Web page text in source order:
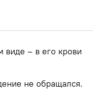
– в его крови
не обращался.